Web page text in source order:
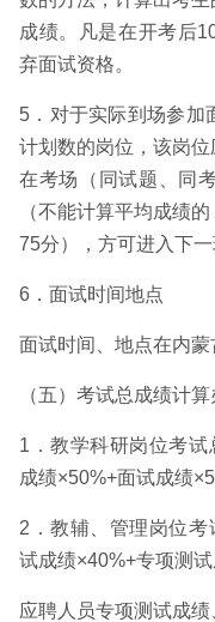
成绩。凡是在开考后
弃面试资格。
5．对于实际到场参加
计划数的岗位，该岗
在考场（同试题、同
（不能计算平均成绩
75分），方可进入下一
6．面试时间地点
面试时间、地点在内蒙
（五）考试总成绩计
1．教学科研岗位考
成绩×50%+面试成绩
2．教辅、管理岗位
试成绩×40%+专项测
应聘人员专项测试成